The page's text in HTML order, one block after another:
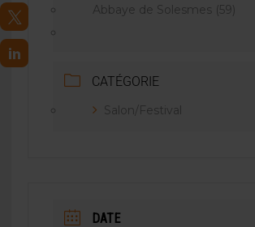
Abbaye de Solesmes (59)
CATÉGORIE
Salon/Festival
DATE